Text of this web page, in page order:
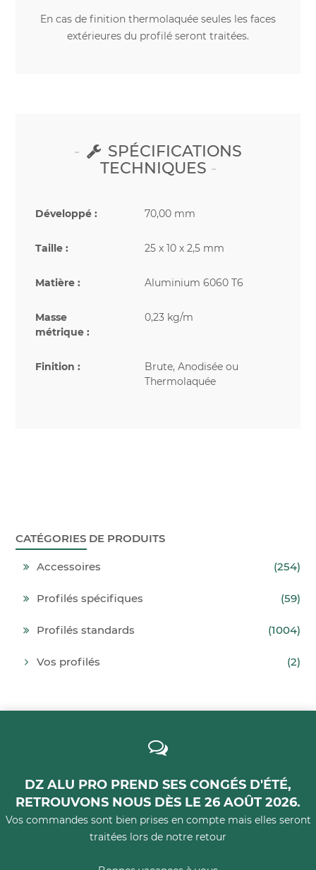
DZ ALU PRO PREND SES CONGÉS D'ÉTÉ,
RETROUVONS NOUS DÈS LE 26 AOÛT 2026.
Vos commandes sont bien prises en compte mais elles seront
traitées lors de notre retour
En cas de finition thermolaquée seules les faces
extérieures du profilé seront traitées.
SPÉCIFICATIONS
TECHNIQUES
Développé : 70,00 mm
Taille : 25 x 10 x 2,5 mm
Matière : Aluminium 6060 T6
Masse
métrique :
0,23 kg/m
Finition :
Brute, Anodisée ou
Thermolaquée
CATÉGORIES DE PRODUITS
Accessoires (254)
Profilés spécifiques (59)
Profilés standards (1004)
Vos profilés (2)